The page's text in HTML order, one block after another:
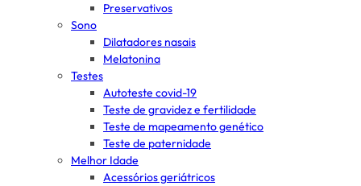
Preservativos
Sono
Dilatadores nasais
Melatonina
Testes
Autoteste covid-19
Teste de gravidez e fertilidade
Teste de mapeamento genético
Teste de paternidade
Melhor Idade
Acessórios geriátricos